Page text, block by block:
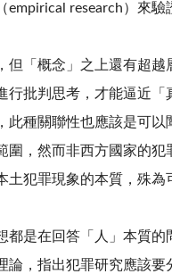
empirical research）來驗
「概念」之上還有超越
批判思考，才能逼近
種關聯性也應該是可
，然而非西方國家的
犯罪現象的本質，殊為
是在回答「人」本質的
，指出犯罪研究應該